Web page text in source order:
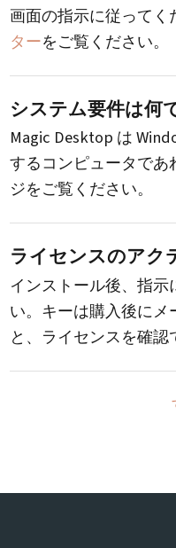
画面の指示に従ってく
ターをご覧ください。
システム要件は何
Magic Desktop は
するコンピュータで
ジをご覧ください。
ライセンスのアク
インストール後、指
い。キーは購入後にメ
と、ライセンスを確認